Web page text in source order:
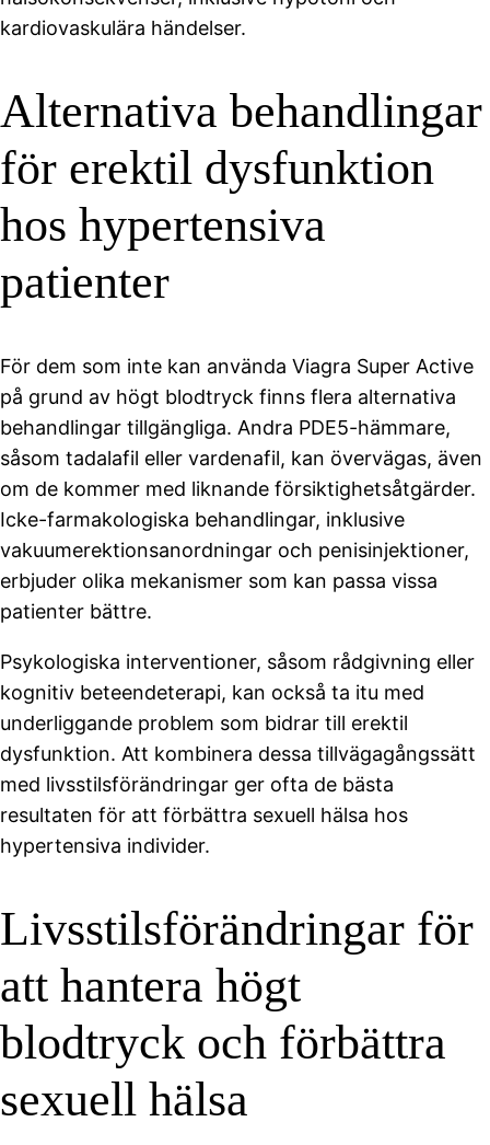
kardiovaskulära händelser.
Alternativa behandlingar
för erektil dysfunktion
hos hypertensiva
patienter
För dem som inte kan använda Viagra Super Active
på grund av högt blodtryck finns flera alternativa
behandlingar tillgängliga. Andra PDE5-hämmare,
såsom tadalafil eller vardenafil, kan övervägas, även
om de kommer med liknande försiktighetsåtgärder.
Icke-farmakologiska behandlingar, inklusive
vakuumerektionsanordningar och penisinjektioner,
erbjuder olika mekanismer som kan passa vissa
patienter bättre.
Psykologiska interventioner, såsom rådgivning eller
kognitiv beteendeterapi, kan också ta itu med
underliggande problem som bidrar till erektil
dysfunktion. Att kombinera dessa tillvägagångssätt
med livsstilsförändringar ger ofta de bästa
resultaten för att förbättra sexuell hälsa hos
hypertensiva individer.
Livsstilsförändringar för
att hantera högt
blodtryck och förbättra
sexuell hälsa